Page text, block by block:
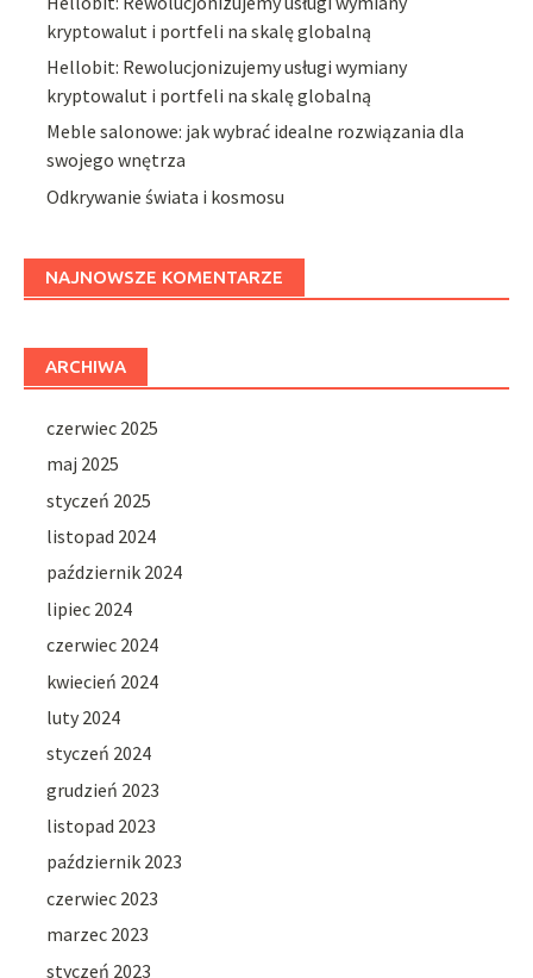
kryptowalut i portfeli na skalę globalną
Hellobit: Rewolucjonizujemy usługi wymiany
kryptowalut i portfeli na skalę globalną
Meble salonowe: jak wybrać idealne rozwiązania dla
swojego wnętrza
Odkrywanie świata i kosmosu
NAJNOWSZE KOMENTARZE
ARCHIWA
czerwiec 2025
maj 2025
styczeń 2025
listopad 2024
październik 2024
lipiec 2024
czerwiec 2024
kwiecień 2024
luty 2024
styczeń 2024
grudzień 2023
listopad 2023
październik 2023
czerwiec 2023
marzec 2023
styczeń 2023